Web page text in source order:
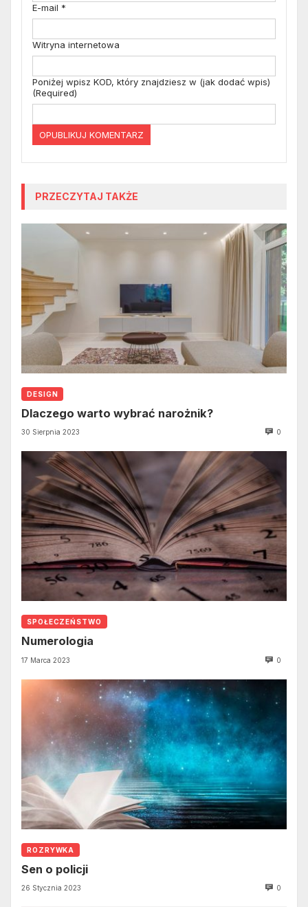
E-mail *
Witryna internetowa
Poniżej wpisz KOD, który znajdziesz w (jak dodać wpis)
(Required)
PRZECZYTAJ TAKŻE
DESIGN
Dlaczego warto wybrać narożnik?
30 Sierpnia 2023 0
SPOŁECZEŃSTWO
Numerologia
17 Marca 2023 0
ROZRYWKA
Sen o policji
26 Stycznia 2023 0